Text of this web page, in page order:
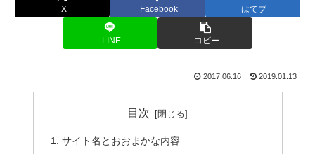
X Facebook はてブ
LINE コピー
2017.06.16 2019.01.13
目次
サイト名とおおまかな内容